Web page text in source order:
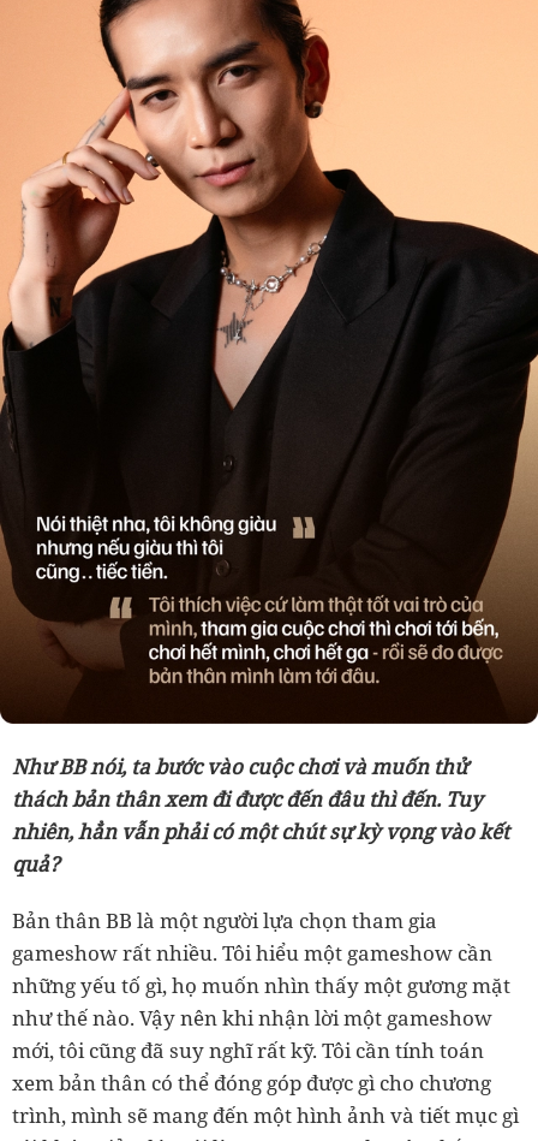
Như BB nói, ta bước vào cuộc chơi và muốn thử
thách bản thân xem đi được đến đâu thì đến. Tuy
nhiên, hẳn vẫn phải có một chút sự kỳ vọng vào kết
quả?
Bản thân BB là một người lựa chọn tham gia
gameshow rất nhiều. Tôi hiểu một gameshow cần
những yếu tố gì, họ muốn nhìn thấy một gương mặt
như thế nào. Vậy nên khi nhận lời một gameshow
mới, tôi cũng đã suy nghĩ rất kỹ. Tôi cần tính toán
xem bản thân có thể đóng góp được gì cho chương
trình, mình sẽ mang đến một hình ảnh và tiết mục gì